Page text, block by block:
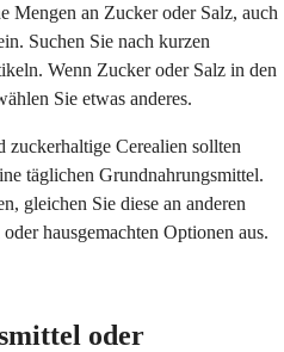
Mengen an Zucker oder Salz, auch
Suchen Sie nach kurzen
Wenn Zucker oder Salz in den
Sie etwas anderes.
Cerealien sollten
täglichen Grundnahrungsmittel.
gleichen Sie diese an anderen
hausgemachten Optionen aus.
oder